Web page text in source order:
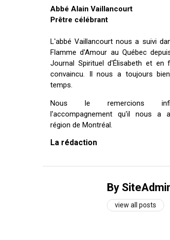
Abbé Alain Vaillancourt
Prêtre célébrant
L'abbé Vaillancourt nous a suivi
Flamme d'Amour au Québec
Journal Spirituel d'Élisabeth et
convaincu. Il nous a toujours
temps.
Nous le remercions
l'accompagnement qu'il nous a
région de Montréal.
La rédaction
By
view all posts